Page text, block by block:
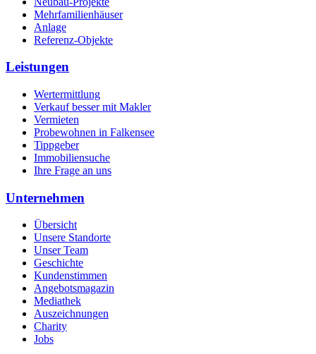
Mehrfamilienhäuser
Anlage
Referenz-Objekte
Leistungen
Wertermittlung
Verkauf besser mit Makler
Vermieten
Probewohnen in Falkensee
Tippgeber
Immobiliensuche
Ihre Frage an uns
Unternehmen
Übersicht
Unsere Standorte
Unser Team
Geschichte
Kundenstimmen
Angebotsmagazin
Mediathek
Auszeichnungen
Charity
Jobs